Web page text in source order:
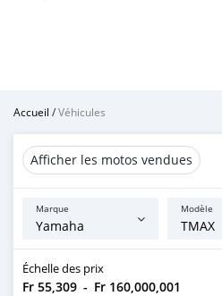
Accueil /Véhicules
Afficher les motos vendues
Marque Modèle
Échelle des prix
Fr 55,309 - Fr 160,000,001